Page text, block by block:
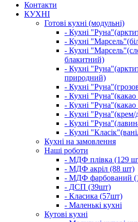
Контакти
КУХНІ
Готові кухні (модульні)
- Кухні
- Кухні
- Кухні
блакитний)
- Кухні
природний)
- Кухні
- Кухні
- Кухні "Руна"(какао
- Кухні "Руна"(крем/
- Кухні
- Кухні
Кухні на замовлення
Наші роботи
- МДФ плівка (129
- МДФ акріл (88 шт)
- МДФ фарбований
- ДСП (39шт)
- Класика (57шт)
- Маленькі кухні
Кутові кухні